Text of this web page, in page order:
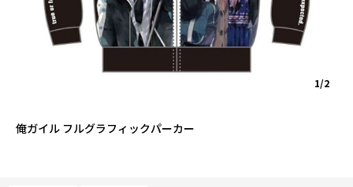
俺ガイル フルグラフィックパーカー
1/2